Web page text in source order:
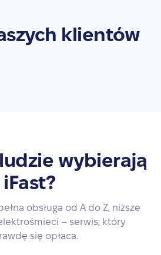
klientów
wybierają
iFast?
obsługa od A do Z, niższe
– serwis, który
się opłaca.